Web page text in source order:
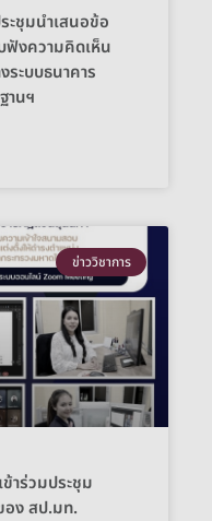
ชุมนำเสนอข้อ
ฟังความคิดเห็น
ะบบธนาคาร
านฯ
ข่าววิชาการ
าร่วมประชุม
ง สป.มท.